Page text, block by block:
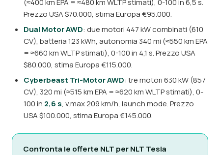
(≈400 km EPA = ≈480 km WLTP stimati), 0-100 in 6,5 s.
Prezzo USA $70.000, stima Europa €95.000.
Dual Motor AWD: due motori 447 kW combinati (610
CV), batteria 123 kWh, autonomia 340 mi (≈550 km EPA
= ≈660 km WLTP stimati), 0-100 in 4,1 s. Prezzo USA
$80.000, stima Europa €115.000.
Cyberbeast Tri-Motor AWD: tre motori 630 kW (857
CV), 320 mi (≈515 km EPA = ≈620 km WLTP stimati), 0-
100 in 2,6 s, v.max 209 km/h, launch mode. Prezzo
USA $100.000, stima Europa €145.000.
Confronta le offerte NLT per NLT Tesla